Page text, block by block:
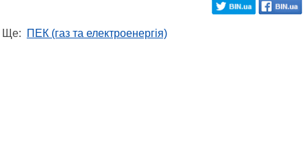
Ще: ПЕК (газ та електроенергія)